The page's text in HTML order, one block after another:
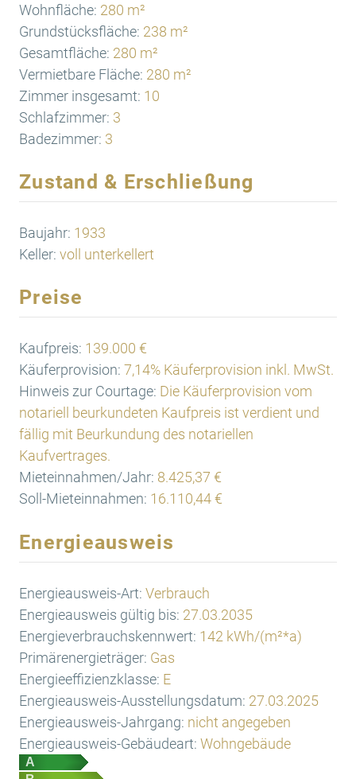
Wohnfläche: 280 m²
Grundstücksfläche: 238 m²
Gesamtfläche: 280 m²
Vermietbare Fläche: 280 m²
Zimmer insgesamt: 10
Schlafzimmer: 3
Badezimmer: 3
Zustand & Erschließung
Baujahr: 1933
Keller: voll unterkellert
Preise
Kaufpreis: 139.000 €
Käuferprovision: 7,14% Käuferprovision inkl. MwSt.
Hinweis zur Courtage: Die Käuferprovision vom
notariell beurkundeten Kaufpreis ist verdient und
fällig mit Beurkundung des notariellen
Kaufvertrages.
Mieteinnahmen/Jahr: 8.425,37 €
Soll-Mieteinnahmen: 16.110,44 €
Energieausweis
Energieausweis-Art: Verbrauch
Energieausweis gültig bis: 27.03.2035
Energieverbrauchskennwert: 142 kWh/(m²*a)
Primärenergieträger: Gas
Energieeffizienzklasse: E
Energieausweis-Ausstellungsdatum: 27.03.2025
Energieausweis-Jahrgang: nicht angegeben
Energieausweis-Gebäudeart: Wohngebäude
A